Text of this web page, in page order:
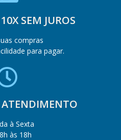
SEM JUROS
compras
para pagar.
à Sexta
às 18h